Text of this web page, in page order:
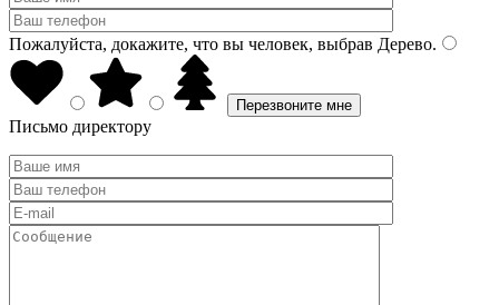
Пожалуйста, докажите, что вы человек, выбрав Дерево.
Письмо директору